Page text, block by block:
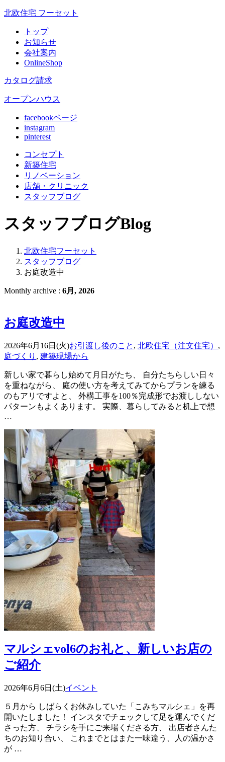
北欧住宅 フーセット
トップ
お知らせ
会社案内
OnlineShop
カタログ請求
オープンハウス
facebookページ
instagram
pinterest
コンセプト
新築住宅
リノベーション
店舗 ・クリニック
スタッフブログ
スタッフブログBlog
北欧住宅フーセット
スタッフブログ
お庭改造中
Monthly archive : 6月, 2026
お庭改造中
2026年6月16日(火)お引渡し後のこと , 北欧住宅（注文住宅） ,
庭づくり , 建築現場から
新しい家で暮らし始めて月日がたち、 自分たちらしい日々
を重ねながら、 庭の使い方を考えてみてからプランを練る
のもアリですよと、 外構工事を100％完成形でお渡ししない
パターンもよくあります。 実際、暮らしてみると机上で想
…
マルシェvol6のお礼と、新しいお店の
ご紹介
2026年6月6日(土)イベント
５月から しばらくお休みしていた「こみちマルシェ」を再
開いたしました！ インスタでチェックして足を運んでくだ
さった方、 チラシを手にご来場くださる方、 出店者さんた
ちのお知り合い、 これまでとはまた一味違う、人の温かさ
が …